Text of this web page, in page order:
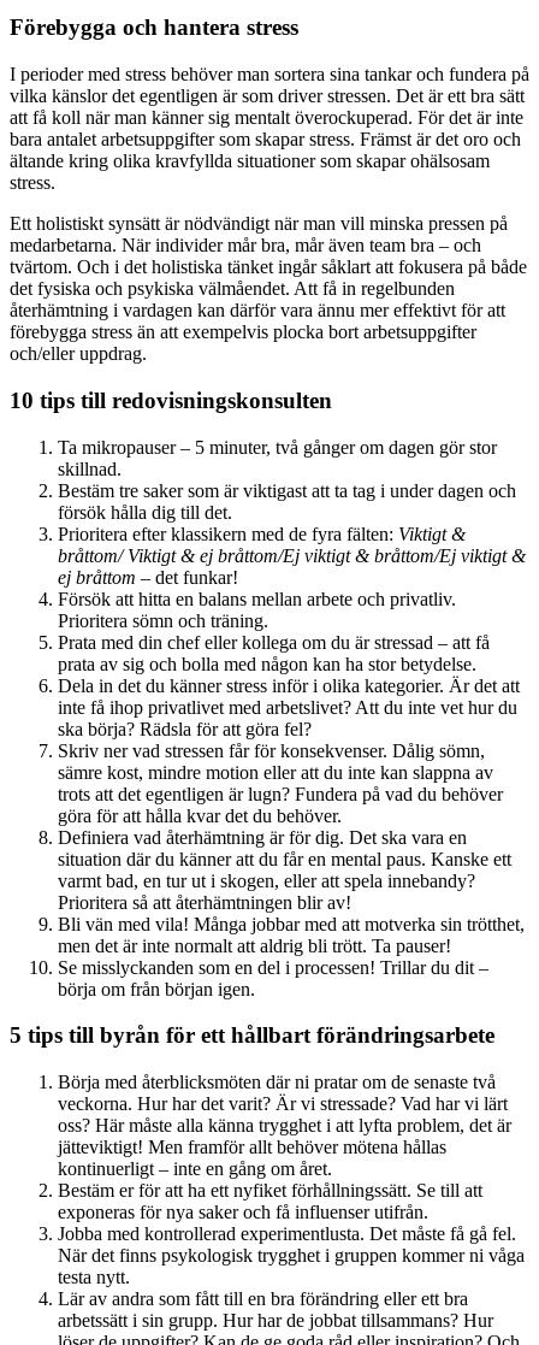
Förebygga och hantera stress
I perioder med stress behöver man sortera sina tankar och fundera på
vilka känslor det egentligen är som driver stressen. Det är ett bra sätt
att få koll när man känner sig mentalt överockuperad. För det är inte
bara antalet arbetsuppgifter som skapar stress. Främst är det oro och
ältande kring olika kravfyllda situationer som skapar ohälsosam
stress.
Ett holistiskt synsätt är nödvändigt när man vill minska pressen på
medarbetarna. När individer mår bra, mår även team bra – och
tvärtom. Och i det holistiska tänket ingår såklart att fokusera på både
det fysiska och psykiska välmåendet. Att få in regelbunden
återhämtning i vardagen kan därför vara ännu mer effektivt för att
förebygga stress än att exempelvis plocka bort arbetsuppgifter
och/eller uppdrag.
10 tips till redovisningskonsulten
Ta mikropauser – 5 minuter, två gånger om dagen gör stor
skillnad.
Bestäm tre saker som är viktigast att ta tag i under dagen och
försök hålla dig till det.
Prioritera efter klassikern med de fyra fälten: Viktigt &
bråttom/ Viktigt & ej bråttom/Ej viktigt & bråttom/Ej viktigt &
ej bråttom – det funkar!
Försök att hitta en balans mellan arbete och privatliv.
Prioritera sömn och träning.
Prata med din chef eller kollega om du är stressad – att få
prata av sig och bolla med någon kan ha stor betydelse.
Dela in det du känner stress inför i olika kategorier. Är det att
inte få ihop privatlivet med arbetslivet? Att du inte vet hur du
ska börja? Rädsla för att göra fel?
Skriv ner vad stressen får för konsekvenser. Dålig sömn,
sämre kost, mindre motion eller att du inte kan slappna av
trots att det egentligen är lugn? Fundera på vad du behöver
göra för att hålla kvar det du behöver.
Definiera vad återhämtning är för dig. Det ska vara en
situation där du känner att du får en mental paus. Kanske ett
varmt bad, en tur ut i skogen, eller att spela innebandy?
Prioritera så att återhämtningen blir av!
Bli vän med vila! Många jobbar med att motverka sin trötthet,
men det är inte normalt att aldrig bli trött. Ta pauser!
Se misslyckanden som en del i processen! Trillar du dit –
börja om från början igen.
5 tips till byrån för ett hållbart förändringsarbete
Börja med återblicksmöten där ni pratar om de senaste två
veckorna. Hur har det varit? Är vi stressade? Vad har vi lärt
oss? Här måste alla känna trygghet i att lyfta problem, det är
jätteviktigt! Men framför allt behöver mötena hållas
kontinuerligt – inte en gång om året.
Bestäm er för att ha ett nyfiket förhållningssätt. Se till att
exponeras för nya saker och få influenser utifrån.
Jobba med kontrollerad experimentlusta. Det måste få gå fel.
När det finns psykologisk trygghet i gruppen kommer ni våga
testa nytt.
Lär av andra som fått till en bra förändring eller ett bra
arbetssätt i sin grupp. Hur har de jobbat tillsammans? Hur